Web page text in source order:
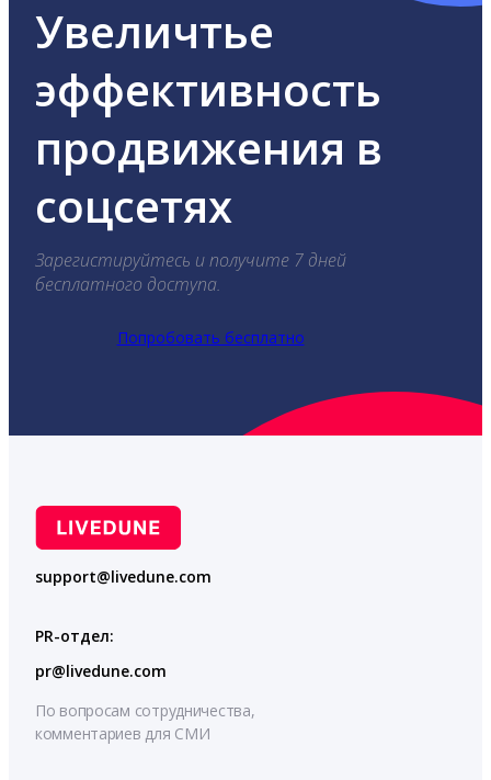
Увеличтье
эффективность
продвижения в
соцсетях
Зарегистируйтесь и получите 7 дней
бесплатного доступа.
Попробовать бесплатно
support@livedune.com
PR-отдел:
pr@livedune.com
По вопросам сотрудничества,
комментариев для СМИ